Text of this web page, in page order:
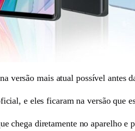
versão mais atual possível antes
e eles ficaram na versão que
chega diretamente no aparelho e